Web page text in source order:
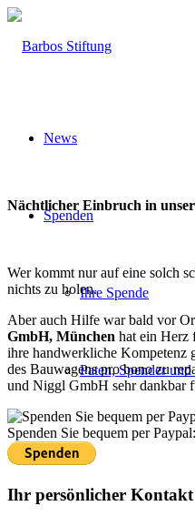
News
Spenden
Ihre Spende
Paten, Spender
Stiftung
Nächtlicher Einbruch in
Wer kommt nur auf eine solch
nichts zu holen.
Aber auch Hilfe war bald vor
GmbH, München hat ein Herz
ihre handwerkliche Kompetenz
des Bauwagens pro bono zu
und Niggl GmbH sehr dankbar
Spenden Sie bequem per Paypal:
Ihr persönlicher